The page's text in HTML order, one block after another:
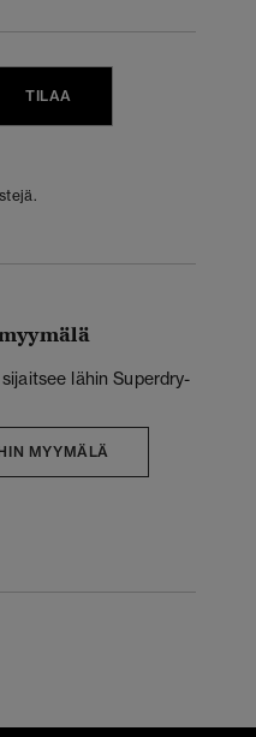
TILAA
lähin Superdry-
MYYMÄLÄ